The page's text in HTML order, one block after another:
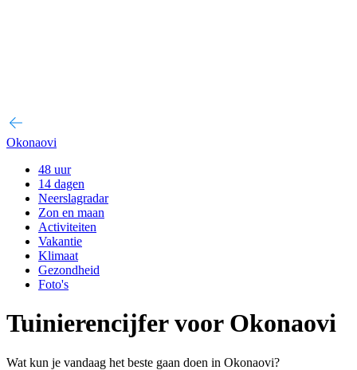
Okonaovi
48 uur
14 dagen
Neerslagradar
Zon en maan
Activiteiten
Vakantie
Klimaat
Gezondheid
Foto's
Tuinierencijfer voor Okonaovi
Wat kun je vandaag het beste gaan doen in Okonaovi?